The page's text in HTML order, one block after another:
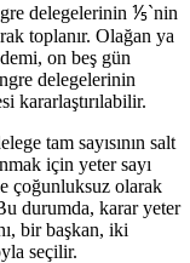
delegelerinin ⅕`nin
toplanır. Olağan ya
on beş gün
delegelerinin
kararlaştırılabilir.
tam sayısının salt
için yeter sayı
çoğunluksuz olarak
durumda, karar yeter
bir başkan, iki
seçilir.